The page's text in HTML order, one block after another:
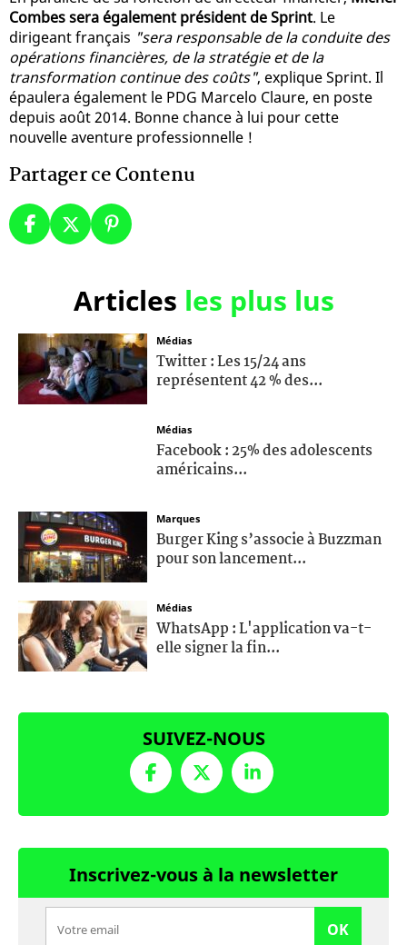
Combes sera également président de Sprint. Le
dirigeant français "sera responsable de la conduite des
opérations financières, de la stratégie et de la
transformation continue des coûts", explique Sprint. Il
épaulera également le PDG Marcelo Claure, en poste
depuis août 2014. Bonne chance à lui pour cette
nouvelle aventure professionnelle !
Partager ce Contenu
Articles les plus lus
Médias
Twitter : Les 15/24 ans
représentent 42 % des...
Médias
Facebook : 25% des adolescents
américains...
Marques
Burger King s’associe à Buzzman
pour son lancement...
Médias
WhatsApp : L'application va-t-
elle signer la fin...
SUIVEZ-NOUS
Inscrivez-vous à la newsletter
OK